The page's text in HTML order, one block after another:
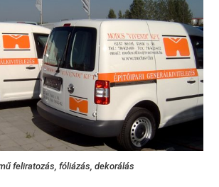
feliratozás, fóliázás, dekorálás